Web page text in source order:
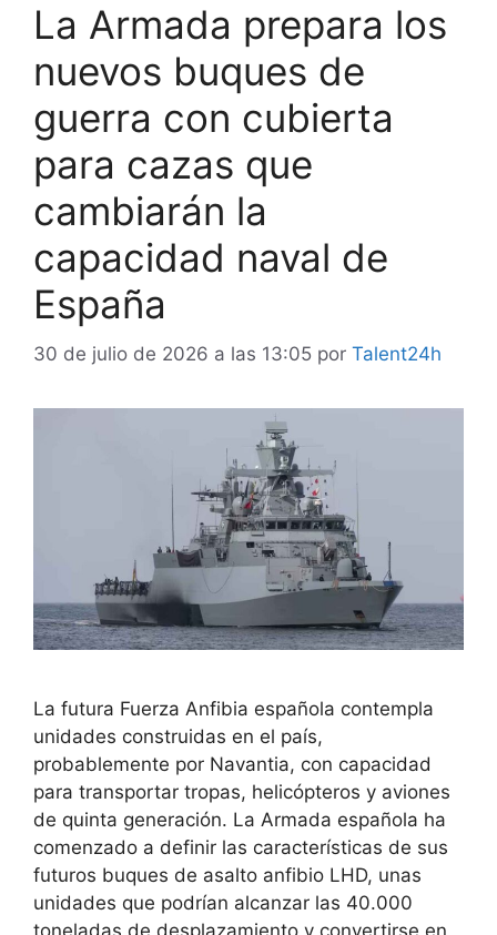
La Armada prepara los
nuevos buques de
guerra con cubierta
para cazas que
cambiarán la
capacidad naval de
España
30 de julio de 2026 a las 13:05 por Talent24h
La futura Fuerza Anfibia española contempla
unidades construidas en el país,
probablemente por Navantia, con capacidad
para transportar tropas, helicópteros y aviones
de quinta generación. La Armada española ha
comenzado a definir las características de sus
futuros buques de asalto anfibio LHD, unas
unidades que podrían alcanzar las 40.000